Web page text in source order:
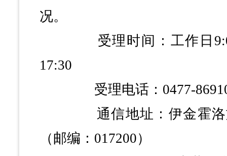
况。
受理时间：工作日
17:30
受理电话：0477-
通信地址：伊金霍洛旗
（邮编：017200）